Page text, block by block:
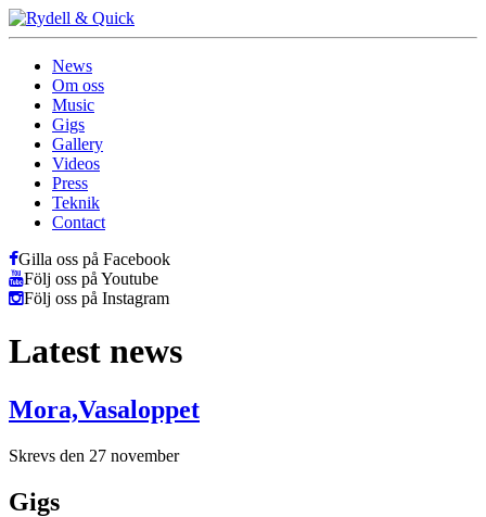
News
Om oss
Music
Gigs
Gallery
Videos
Press
Teknik
Contact
Gilla oss på Facebook
Följ oss på Youtube
Följ oss på Instagram
Latest news
Mora,Vasaloppet
Skrevs den 27 november
Gigs